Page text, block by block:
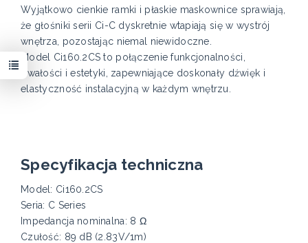
Wyjątkowo cienkie ramki i płaskie maskownice sprawiają,
że głośniki serii Ci-C dyskretnie wtapiają się w wystrój
wnętrza, pozostając niemal niewidoczne.
Model Ci160.2CS to połączenie funkcjonalności,
trwałości i estetyki, zapewniające doskonały dźwięk i
elastyczność instalacyjną w każdym wnętrzu.
Specyfikacja techniczna
Model: Ci160.2CS
Seria: C Series
Impedancja nominalna: 8 Ω
Czułość: 89 dB (2.83V/1m)